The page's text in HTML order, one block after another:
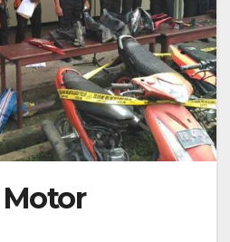
Motor